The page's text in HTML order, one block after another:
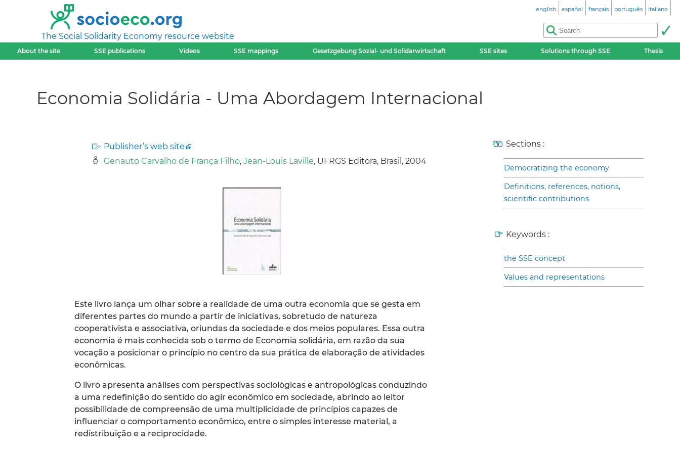
The Social Solidarity Economy resource website
english español français português italiano
About the site SSE publications Videos SSE mappings Gesetzgebung Sozial- und Solidarwirtschaft SSE sites Solutions through SSE Thesis
Economia Solidária - Uma Abordagem Internacional
Publisher’s web site
Genauto Carvalho de França Filho, Jean-Louis Laville, UFRGS Editora, Brasil, 2004
Este livro lança um olhar sobre a realidade de uma outra economia que se gesta em
diferentes partes do mundo a partir de iniciativas, sobretudo de natureza
cooperativista e associativa, oriundas da sociedade e dos meios populares. Essa outra
economia é mais conhecida sob o termo de Economia solidária, em razão da sua
vocação a posicionar o princípio no centro da sua prática de elaboração de atividades
econômicas.
O livro apresenta análises com perspectivas sociológicas e antropológicas conduzindo
a uma redefinição do sentido do agir econômico em sociedade, abrindo ao leitor
possibilidade de compreensão de uma multiplicidade de princípios capazes de
influenciar o comportamento econômico, entre o simples interesse material, a
redistribuição e a reciprocidade.
Sections :
Democratizing the economy
Definitions, references, notions,
scientific contributions
Keywords :
the SSE concept
Values and representations